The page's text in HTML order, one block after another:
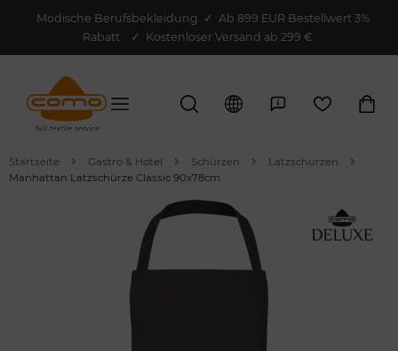
Modische Berufsbekleidung ✓ Ab 899 EUR Bestellwert 3%
Rabatt
✓ Kostenloser Versand ab 299 €
Startseite Gastro & Hotel Schürzen
Latzschürzen
Manhattan Latzschürze Classic 90x78cm